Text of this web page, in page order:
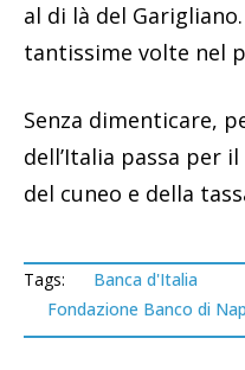
al di là del
tantissime volte nel
Senza dimenticare,
dell’Italia passa per
del cuneo e della
Tags: Banca d'Italia
Fondazione Banco di